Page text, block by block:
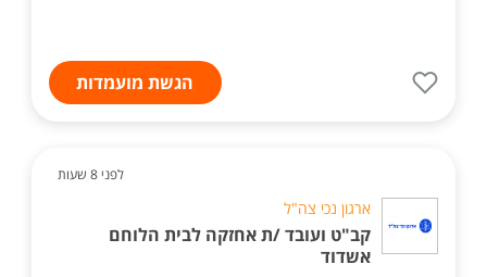
הגשת מועמדות
לפני 8 שעות
ארגון נכי צה"ל
קב"ט ועובד /ת אחזקה לבית הלוחם
אשדוד